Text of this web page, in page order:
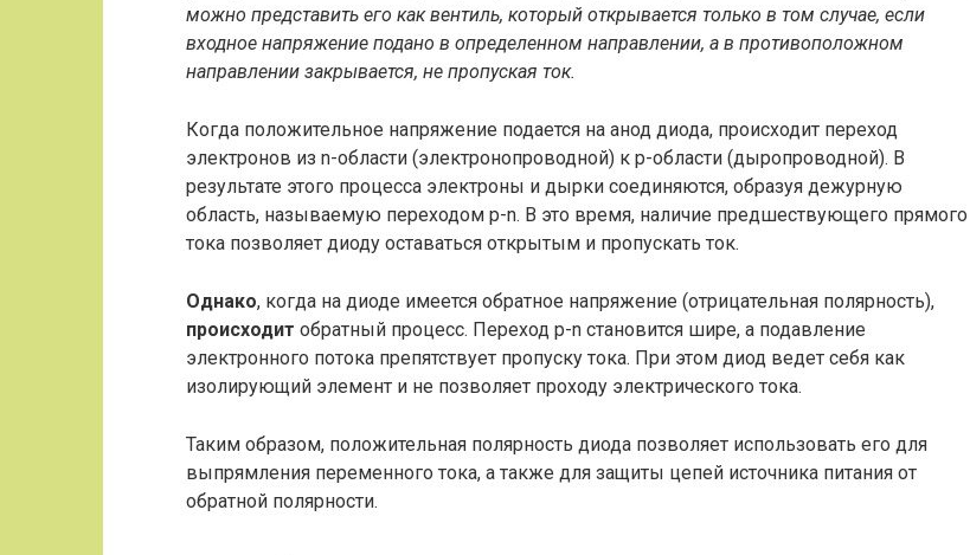
можно представить его как вентиль, который открывается только в том случае, если
входное напряжение подано в определенном направлении, а в противоположном
направлении закрывается, не пропуская ток.
Когда положительное напряжение подается на анод диода, происходит переход
электронов из n-области (электронопроводной) к p-области (дыропроводной). В
результате этого процесса электроны и дырки соединяются, образуя дежурную
область, называемую переходом p-n. В это время, наличие предшествующего прямого
тока позволяет диоду оставаться открытым и пропускать ток.
Однако, когда на диоде имеется обратное напряжение (отрицательная полярность),
происходит обратный процесс. Переход p-n становится шире, а подавление
электронного потока препятствует пропуску тока. При этом диод ведет себя как
изолирующий элемент и не позволяет проходу электрического тока.
Таким образом, положительная полярность диода позволяет использовать его для
выпрямления переменного тока, а также для защиты цепей источника питания от
обратной полярности.